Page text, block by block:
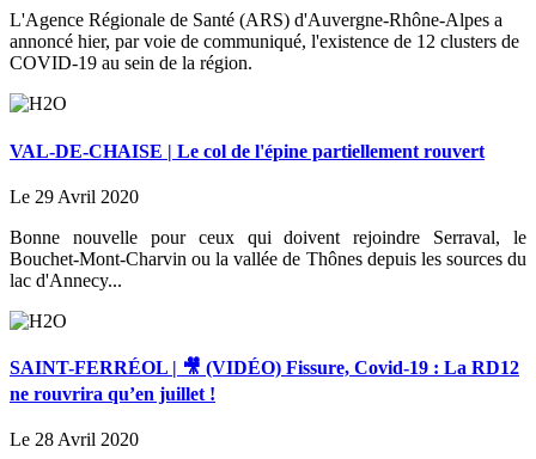
L'Agence Régionale de Santé (ARS) d'Auvergne-Rhône-Alpes a
annoncé hier, par voie de communiqué, l'existence de 12 clusters de
COVID-19 au sein de la région.
VAL-DE-CHAISE | Le col de l'épine partiellement rouvert
Le 29 Avril 2020
Bonne nouvelle pour ceux qui doivent rejoindre Serraval, le
Bouchet-Mont-Charvin ou la vallée de Thônes depuis les sources du
lac d'Annecy...
SAINT-FERRÉOL | 🎥 (VIDÉO) Fissure, Covid-19 : La RD12
ne rouvrira qu’en juillet !
Le 28 Avril 2020